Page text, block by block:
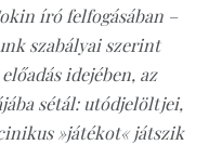
író felfogásában –
szabályai szerint
idejében, az
sétál: utódjelöltjei,
»játékot« játszik